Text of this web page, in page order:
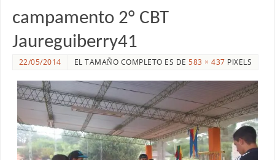
campamento 2° CBT
Jaureguiberry41
22/05/2014 EL TAMAÑO COMPLETO ES DE583 × 437 PIXELS